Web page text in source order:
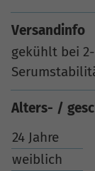
Versandinfo
gekühlt bei
Alters- /
24 Jahre
weiblich